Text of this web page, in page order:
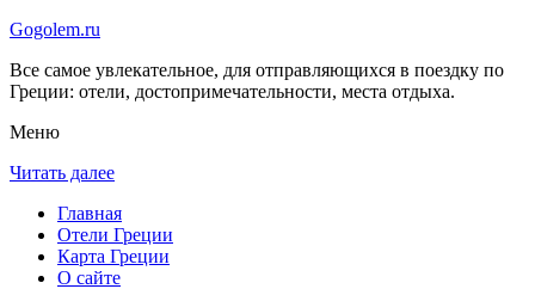
Gogolem.ru
Все самое увлекательное, для отправляющихся в поездку по
Греции: отели, достопримечательности, места отдыха.
Меню
Читать далее
Главная
Отели Греции
Карта Греции
О сайте